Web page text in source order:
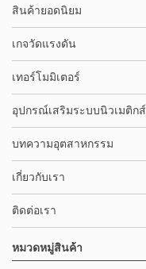
สินค้ายอดนิยม
เกจวัดแรงดัน
เทอร์โมมิเตอร์
อุปกรณ์เสริมระบบนิวเมติกส์
บทความอุตสาหกรรม
เกี่ยวกับเรา
ติดต่อเรา
หมวดหมู่สินค้า